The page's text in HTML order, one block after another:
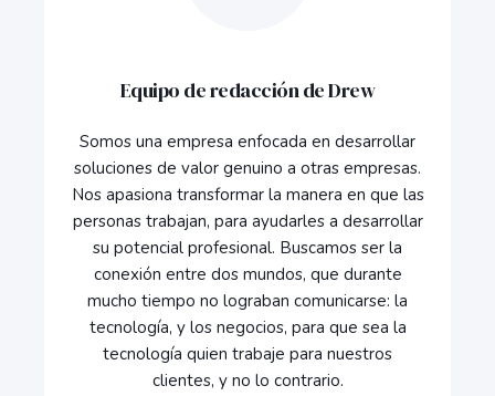
Equipo de redacción de Drew
Somos una empresa enfocada en desarrollar
soluciones de valor genuino a otras empresas.
Nos apasiona transformar la manera en que las
personas trabajan, para ayudarles a desarrollar
su potencial profesional. Buscamos ser la
conexión entre dos mundos, que durante
mucho tiempo no lograban comunicarse: la
tecnología, y los negocios, para que sea la
tecnología quien trabaje para nuestros
clientes, y no lo contrario.